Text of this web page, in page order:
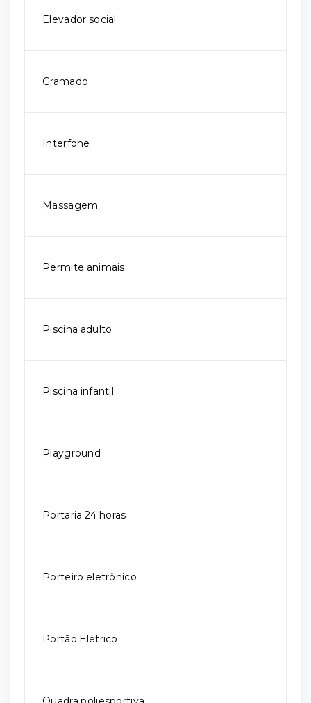
Elevador social
Gramado
Interfone
Massagem
Permite animais
Piscina adulto
Piscina infantil
Playground
Portaria 24 horas
Porteiro eletrônico
Portão Elétrico